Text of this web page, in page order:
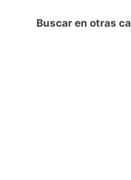
Buscar en otras